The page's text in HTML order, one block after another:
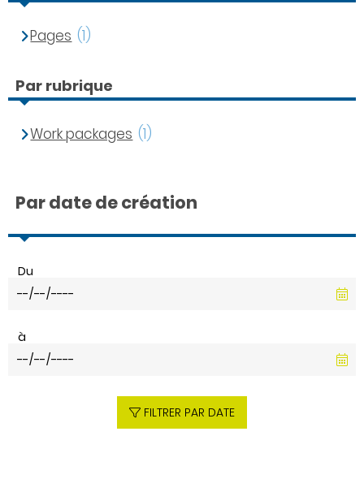
Pages (1)
Par rubrique
Work packages (1)
Par date de création
Du
à
FILTRER PAR DATE